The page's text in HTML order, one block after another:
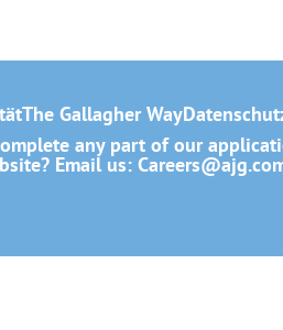
The Gallagher Way
any part of our
Email us: